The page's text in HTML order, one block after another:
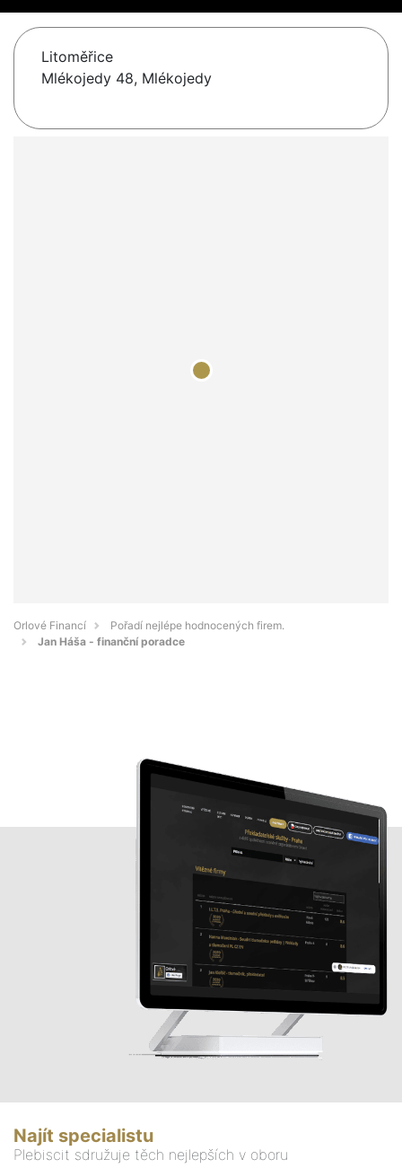
Litoměřice
Mlékojedy 48, Mlékojedy
Orlové Financí
Pořadí nejlépe hodnocených firem.
Jan Háša - finanční poradce
Najít specialistu
Plebiscit sdružuje těch nejlepších v oboru